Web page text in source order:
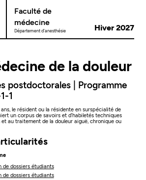
Faculté de
médecine
Département d'anesthésie Hiver 2027
de la douleur
postdoctorales | Programme
1
le résident ou la résidente en surspécialité de
un corpus de savoirs et d’habiletés techniques
et au traitement de la douleur aiguë, chronique ou
de dossiers étudiants
de dossiers étudiants